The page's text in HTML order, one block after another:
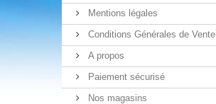
Mentions légales
Conditions Générales de Vente
A propos
Paiement sécurisé
Nos magasins